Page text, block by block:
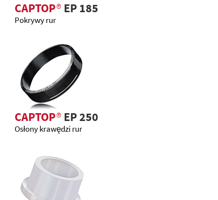
CAPTOP®EP 185
Pokrywy rur
CAPTOP®EP 250
Osłony krawędzi rur